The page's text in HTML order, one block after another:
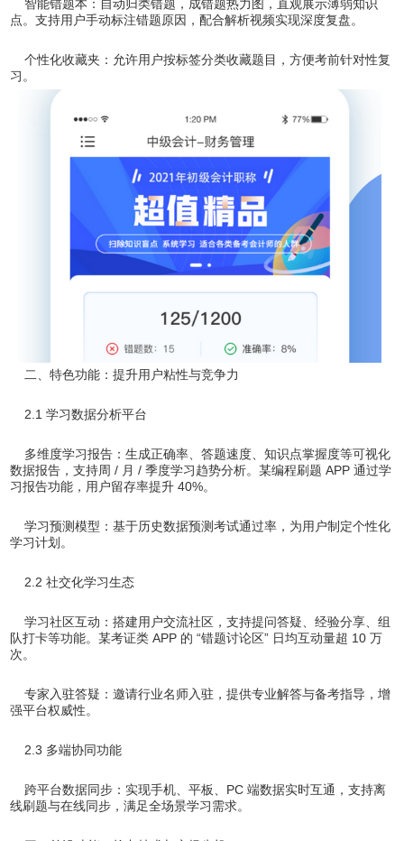
智能错题本：自动归类错题，成错题热力图，直观展示薄弱知识
点。支持用户手动标注错题原因，配合解析视频实现深度复盘。
个性化收藏夹：允许用户按标签分类收藏题目，方便考前针对性复
习。
二、特色功能：提升用户粘性与竞争力
2.1 学习数据分析平台
多维度学习报告：生成正确率、答题速度、知识点掌握度等可视化
数据报告，支持周 / 月 / 季度学习趋势分析。某编程刷题 APP 通过学
习报告功能，用户留存率提升 40%。
学习预测模型：基于历史数据预测考试通过率，为用户制定个性化
学习计划。
2.2 社交化学习生态
学习社区互动：搭建用户交流社区，支持提问答疑、经验分享、组
队打卡等功能。某考证类 APP 的 “错题讨论区” 日均互动量超 10 万
次。
专家入驻答疑：邀请行业名师入驻，提供专业解答与备考指导，增
强平台权威性。
2.3 多端协同功能
跨平台数据同步：实现手机、平板、PC 端数据实时互通，支持离
线刷题与在线同步，满足全场景学习需求。